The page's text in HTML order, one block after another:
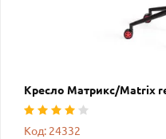
Кресло Матрикс/Matrix
Код: 24332